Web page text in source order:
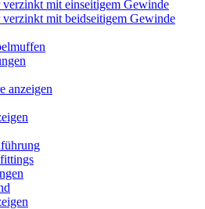
verzinkt mit einseitigem Gewinde
verzinkt mit beidseitigem Gewinde
anzeigen